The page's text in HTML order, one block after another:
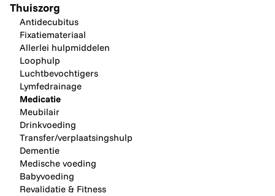
Thuiszorg
Antidecubitus
Fixatiemateriaal
Allerlei hulpmiddelen
Loophulp
Luchtbevochtigers
Lymfedrainage
Medicatie
Meubilair
Drinkvoeding
Transfer/verplaatsingshulp
Dementie
Medische voeding
Babyvoeding
Revalidatie & Fitness